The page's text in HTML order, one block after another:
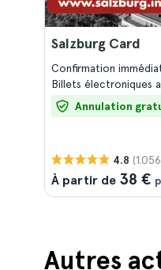
Salzburg Card
Confirmation
Billets électroniques
Annulation
4.8
À partir de 38 €
Autres